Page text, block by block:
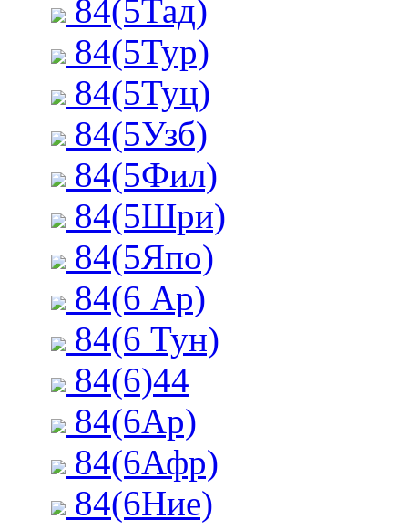
84(5Тад)
84(5Тур)
84(5Туц)
84(5Узб)
84(5Фил)
84(5Шри)
84(5Япо)
84(6 Ар)
84(6 Тун)
84(6)44
84(6Ар)
84(6Афр)
84(6Ние)